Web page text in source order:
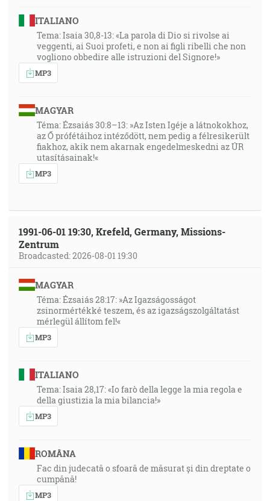
ITALIANO
Tema: Isaia 30,8-13: «La parola di Dio si rivolse ai
veggenti, ai Suoi profeti, e non ai figli ribelli che non
vogliono obbedire alle istruzioni del Signore!»
MP3
MAGYAR
Téma: Ézsaiás 30:8–13: »Az Isten Igéje a látnokokhoz,
az Ő prófétáihoz intéződött, nem pedig a félresikerült
fiakhoz, akik nem akarnak engedelmeskedni az ÚR
utasításainak!«
MP3
1991-06-01 19:30, Krefeld, Germany, Missions-
Zentrum
Broadcasted: 2026-08-01 19:30
MAGYAR
Téma: Ézsaiás 28:17: »Az Igazságosságot
zsinormértékké teszem, és az igazságszolgáltatást
mérlegül állítom fel!«
MP3
ITALIANO
Tema: Isaia 28,17: «Io farò della legge la mia regola e
della giustizia la mia bilancia!»
MP3
ROMÂNA
Fac din judecată o sfoară de măsurat și din dreptate o
cumpănă!
MP3